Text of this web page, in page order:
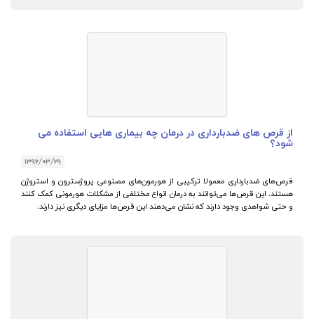
از قرص های ضدبارداری در درمان چه بیماری هایی استفاده می
شود؟
۱۳۹۶/۰۳/۲۹
قرص‌های ضدبارداری معمولا ترکیبی از هورمون‌های مصنوعی پروژسترون و استروژن
هستند. این قرص‌ها می‌توانند به درمان انواع مختلفی از مشکلات هورمونی کمک کنند
و حتی شواهدی وجود دارند که نشان می‌دهند این قرص‌ها مزایای دیگری نیز دارند.